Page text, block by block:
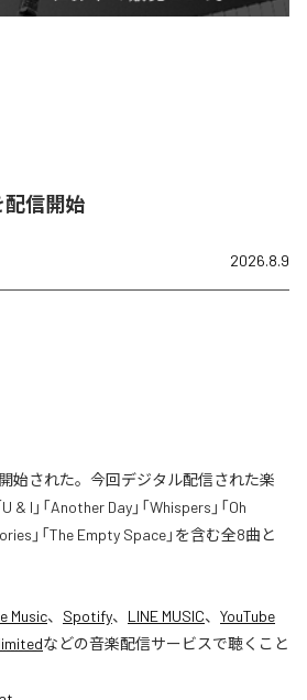
配信開始
2026.8.9
始された。今回デジタル配信された楽
& I」「Another Day」「Whispers」「Oh
」「The Empty Space」を含む全8曲と
Music、 Spotify、 LINE MUSIC、 YouTube
などの音楽配信サービスで聴くこと